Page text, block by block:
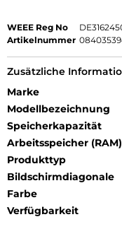
WEEE Reg No
Artikelnummer
Zusätzliche
Marke
Modellbezeichnung
Speicherkapazität
Arbeitsspeicher (RAM)
Produkttyp
Bildschirmdiagonale
Farbe
Verfügbarkeit